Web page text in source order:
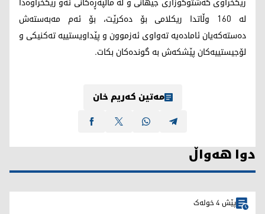
لە 160 وڵاتدا ریكلامی بۆ دەکرێت، بۆ ئەم مەبەستەش
دەستەکەیان ئامادەیە تەواوی ئەزموون و پێداویستییە تەکنیکی و
لۆجیستییەکان پێشکەش بە گوندەکان بکات.
مەتین کەریم خان
دوا هەواڵ
پێش 4 خولەک